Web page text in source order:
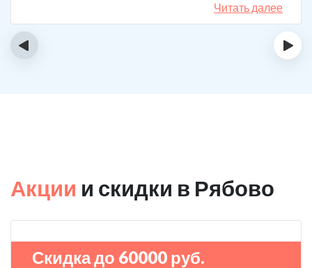
девушку и ей не нравилось мое пристрастие к
наркотикам. Пошел на лечение, чтобы ее не потерять.
Читать далее
‹ ›
Акции и скидки в Рябово
Скидка до 60000 руб.